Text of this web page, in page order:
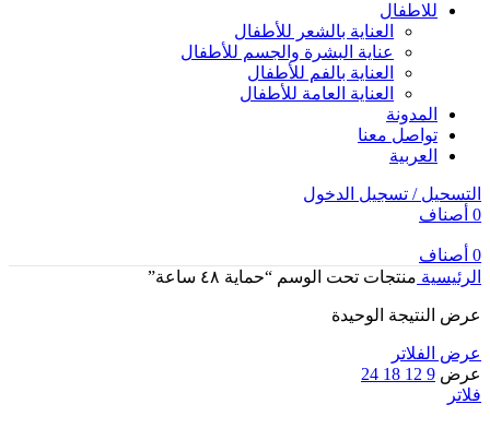
للاطفال
العناية بالشعر للأطفال
عناية البشرة والجسم للأطفال
العناية بالفم للأطفال
العناية العامة للأطفال
المدونة
تواصل معنا
العربية
التسحيل / تسجيل الدخول
0 أصناف
0 أصناف
الرئيسية منتجات تحت الوسم “حماية ٤٨ ساعة”
عرض النتيجة الوحيدة
عرض الفلاتر
عرض 9
12
18
24
فلاتر